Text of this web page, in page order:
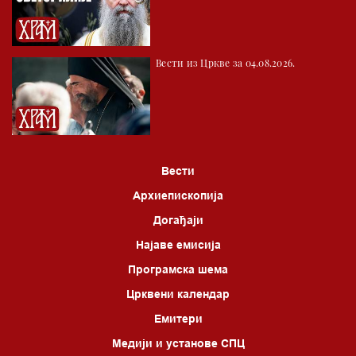
*најважније вести емитујемо на сваки пун сат
Вести из Цркве за 04.08.2026.
Вести
Архиепископија
Догађаји
Најаве емисија
Програмска шема
Црквени календар
Емитери
Медији и установе СПЦ